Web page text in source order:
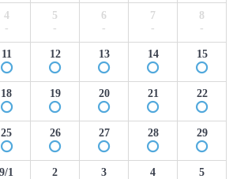
4
-
5
-
6
-
7
-
8
-
11 12 13 14 15
18 19 20 21 22
25 26 27 28 29
9/1 2 3 4 5